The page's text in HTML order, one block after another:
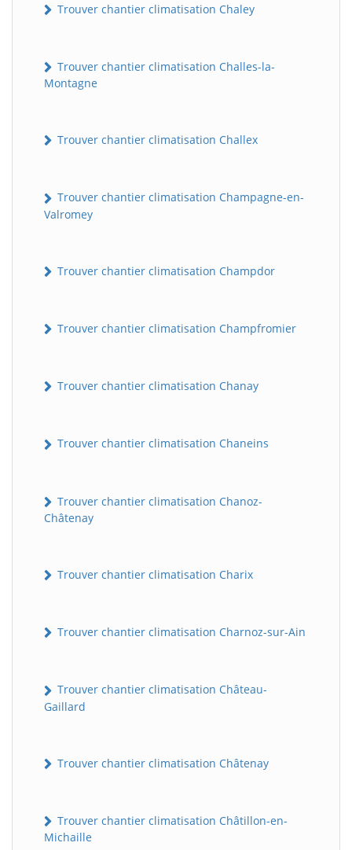
Trouver chantier climatisation Chaley
Trouver chantier climatisation Challes-la-
Montagne
Trouver chantier climatisation Challex
Trouver chantier climatisation Champagne-en-
Valromey
Trouver chantier climatisation Champdor
Trouver chantier climatisation Champfromier
Trouver chantier climatisation Chanay
Trouver chantier climatisation Chaneins
Trouver chantier climatisation Chanoz-
Châtenay
Trouver chantier climatisation Charix
Trouver chantier climatisation Charnoz-sur-Ain
Trouver chantier climatisation Château-
Gaillard
Trouver chantier climatisation Châtenay
Trouver chantier climatisation Châtillon-en-
Michaille